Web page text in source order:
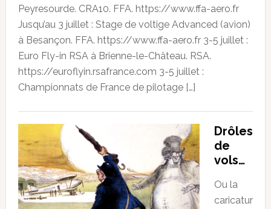
Peyresourde. CRA10. FFA. https://www.ffa-aero.fr
Jusqu’au 3 juillet : Stage de voltige Advanced (avion)
à Besançon. FFA. https://www.ffa-aero.fr 3-5 juillet :
Euro Fly-in RSA à Brienne-le-Château. RSA.
https://euroflyin.rsafrance.com 3-5 juillet :
Championnats de France de pilotage […]
Drôles
de
vols…
Ou la
caricatur